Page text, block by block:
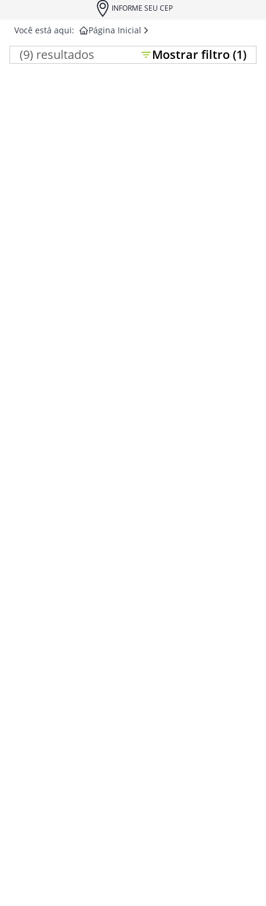
INFORME SEU CEP
Você está aqui: Página Inicial
(9) resultados Mostrarfiltro (1)